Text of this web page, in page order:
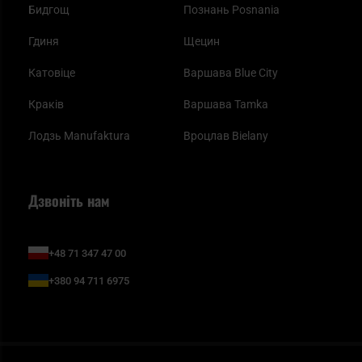
Бидгощ
Гдиня
Катовіце
Краків
Лодзь Manufaktura
Познань Posnania
Щецин
Варшава Blue City
Варшава Tamka
Вроцлав Bielany
Дзвоніть нам
+48 71 347 47 00
+380 94 711 6975